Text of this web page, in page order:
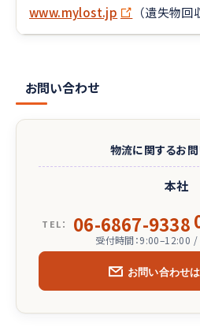
www.mylost.jp
（遺失物回
お問い合わせ
物流に関するお
本社
TEL： 06-6867-9338
受付時間：9:00–12:00
お問い合わせ